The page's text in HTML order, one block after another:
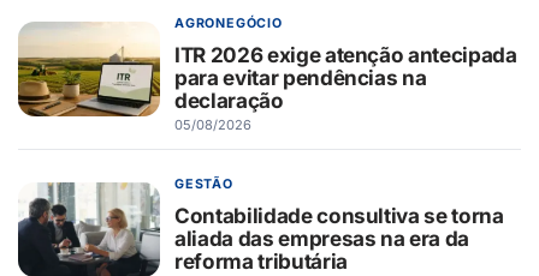
AGRONEGÓCIO
ITR 2026 exige atenção antecipada
para evitar pendências na
declaração
05/08/2026
GESTÃO
Contabilidade consultiva se torna
aliada das empresas na era da
reforma tributária